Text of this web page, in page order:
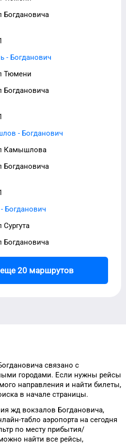
Богдановича
- Богданович
Тюмени
Богдановича
- Богданович
Камышлова
Богдановича
- Богданович
Сургута
Богдановича
20 маршрутов
связано с
городами. Если нужны рейсы
направления и найти билеты,
в начале страницы.
жд вокзалов Богдановича,
табло аэропорта на сегодня
по месту прибытия/
найти все рейсы,